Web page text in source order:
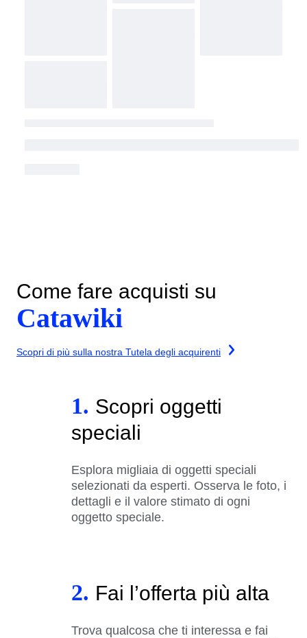
Come fare acquisti su
Catawiki
Scopri di più sulla nostra Tutela degli acquirenti
1. Scopri oggetti
speciali
Esplora migliaia di oggetti speciali
selezionati da esperti. Osserva le foto, i
dettagli e il valore stimato di ogni
oggetto speciale.
2. Fai l’offerta più alta
Trova qualcosa che ti interessa e fai